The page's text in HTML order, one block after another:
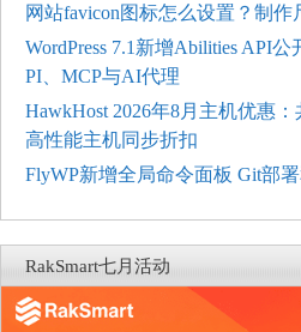
网站favicon图标怎么设置？制
WordPress 7.1新增Abilities API
PI、MCP与AI代理
HawkHost 2026年8月主机优惠：
高性能主机同步折扣
FlyWP新增全局命令面板 Git部
RakSmart七月活动